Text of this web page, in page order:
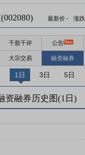
最新价 - 涨跌
千股千评 公告
大宗交易 融资融券
1日 3日 5日
资融券历史图(1 日)